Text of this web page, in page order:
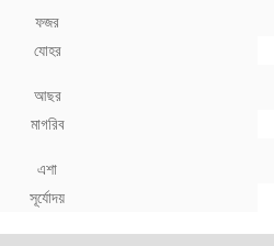
ফজর
যোহর
আছর
মাগরিব
এশা
সূর্যোদয়